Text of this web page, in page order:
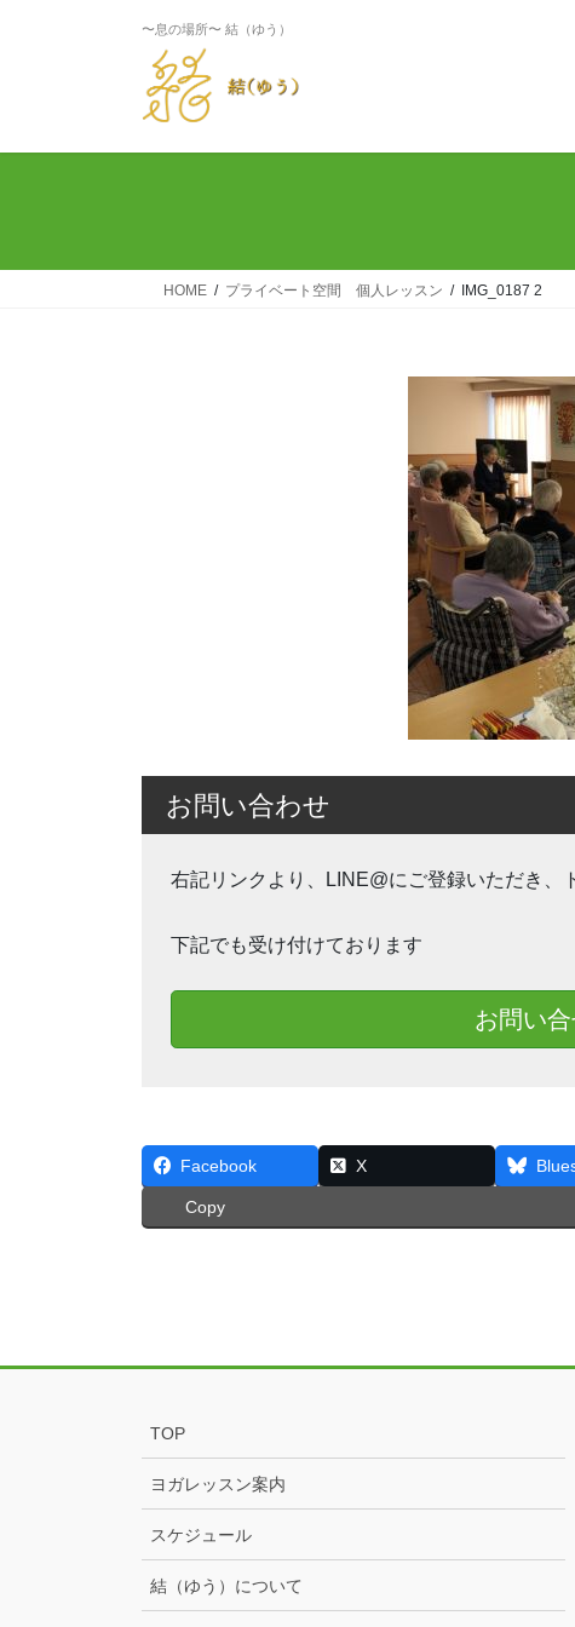
〜息の場所〜 結（ゆう）
HOME プライベート空間 個人レッスン IMG_0187 2
お問い合わせ
右記リンクより、LINE@にご登録いただき、
下記でも受け付けております
お問い
Facebook X
Copy
TOP
ヨガレッスン案内
スケジュール
結（ゆう）について